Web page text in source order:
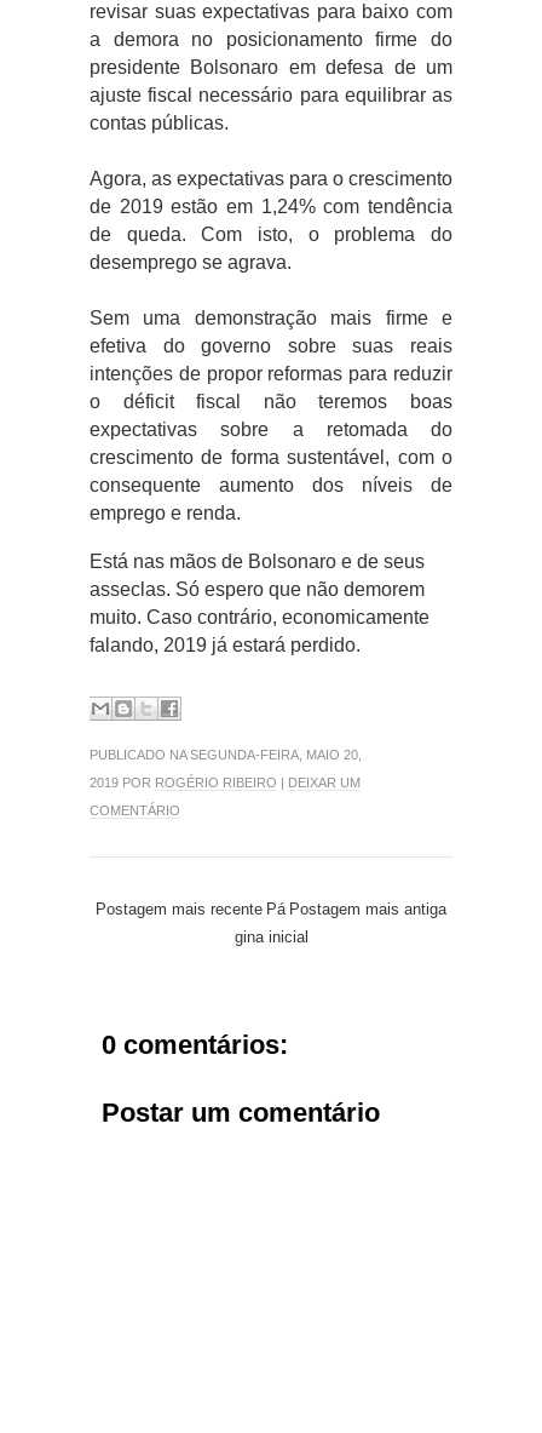
revisar suas expectativas para baixo com
a demora no posicionamento firme do
presidente Bolsonaro em defesa de um
ajuste fiscal necessário para equilibrar as
contas públicas.
Agora, as expectativas para o crescimento
de 2019 estão em 1,24% com tendência
de queda. Com isto, o problema do
desemprego se agrava.
Sem uma demonstração mais firme e
efetiva do governo sobre suas reais
intenções de propor reformas para reduzir
o déficit fiscal não teremos boas
expectativas sobre a retomada do
crescimento de forma sustentável, com o
consequente aumento dos níveis de
emprego e renda.
Está nas mãos de Bolsonaro e de seus
asseclas. Só espero que não demorem
muito. Caso contrário, economicamente
falando, 2019 já estará perdido.
PUBLICADO NA SEGUNDA-FEIRA, MAIO 20,
2019 POR ROGÉRIO RIBEIRO | DEIXAR UM
COMENTÁRIO
Postagem mais recente Postagem mais antiga
Pá
gina inicial
0 comentários:
Postar um comentário